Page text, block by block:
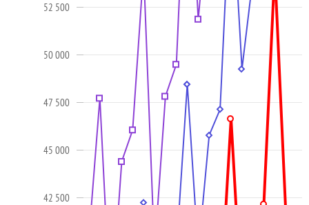
50 000
42 500
45 000
47 500
52 500